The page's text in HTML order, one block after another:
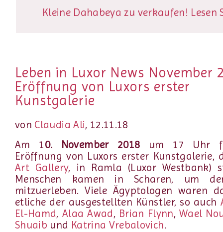
Kleine Dahabeya zu verkaufen! Lesen
Leben in Luxor News November
Eröffnung von Luxors erster
Kunstgalerie
von Claudia Ali, 12.11.18
Am 10. November 2018 um 17 Uhr
Eröffnung von Luxors erster Kunstgalerie,
Art Gallery, in Ramla (Luxor Westbank)
Menschen kamen in Scharen, um
mitzuerleben. Viele Ägyptologen waren
etliche der ausgestellten Künstler, so auch
El-Hamd, Alaa Awad, Brian Flynn,Wael
Shuaib und Katrina Vrebalovich.